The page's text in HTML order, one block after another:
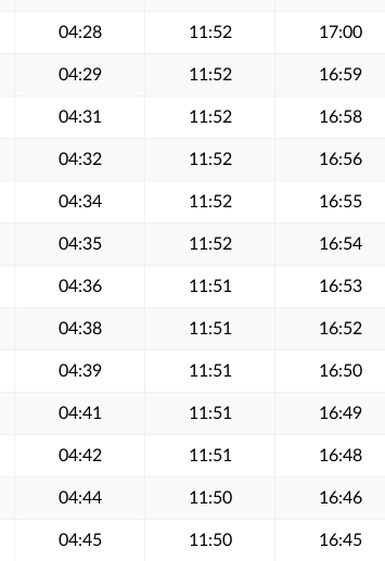
04:28 11:52 17:00
04:29 11:52 16:59
04:31 11:52 16:58
04:32 11:52 16:56
04:34 11:52 16:55
04:35 11:52 16:54
04:36 11:51 16:53
04:38 11:51 16:52
04:39 11:51 16:50
04:41 11:51 16:49
04:42 11:51 16:48
04:44 11:50 16:46
04:45 11:50 16:45